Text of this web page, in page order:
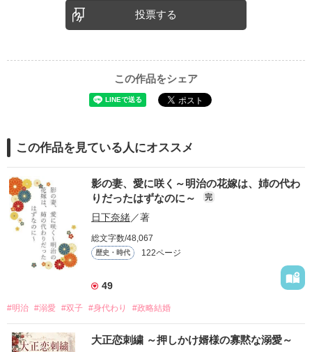
投票する
この作品をシェア
この作品を見ている人にオススメ
影の妻、愛に咲く～明治の花嫁は、姉の代わ
りだったはずなのに～
完
日下奈緒／著
総文字数/48,067
歴史・時代 122ページ
49
#明治 #溺愛 #双子 #身代わり #政略結婚
大正恋刺繍 ～押しかけ婿様の寡黙な溺愛～